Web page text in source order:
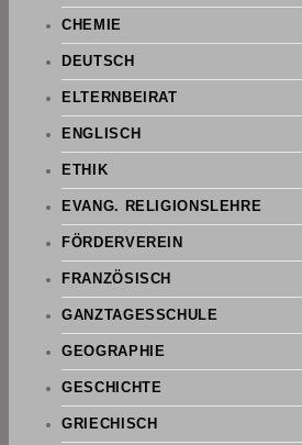
CHEMIE
DEUTSCH
ELTERNBEIRAT
ENGLISCH
ETHIK
EVANG. RELIGIONSLEHRE
FÖRDERVEREIN
FRANZÖSISCH
GANZTAGESSCHULE
GEOGRAPHIE
GESCHICHTE
GRIECHISCH